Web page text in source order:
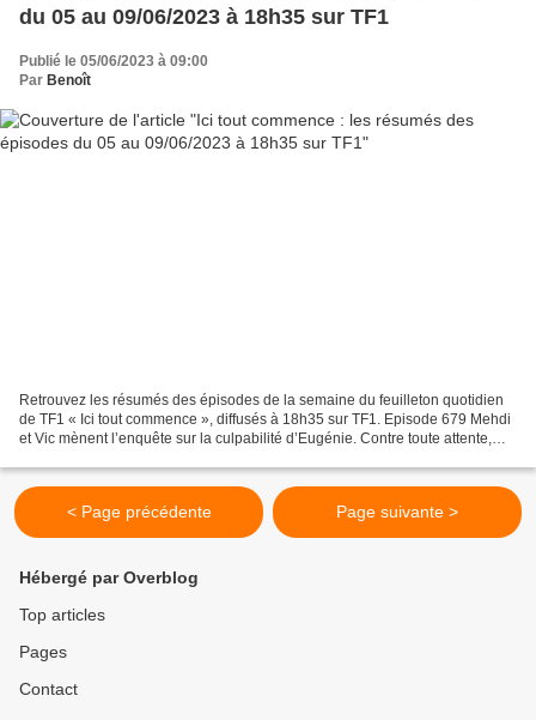
du 05 au 09/06/2023 à 18h35 sur TF1
Publié le 05/06/2023 à 09:00
Par Benoît
Retrouvez les résumés des épisodes de la semaine du feuilleton quotidien
de TF1 « Ici tout commence », diffusés à 18h35 sur TF1. Episode 679 Mehdi
et Vic mènent l’enquête sur la culpabilité d’Eugénie. Contre toute attente,
< Page précédente Page suivante >
Hébergé par Overblog
Top articles
Pages
Contact